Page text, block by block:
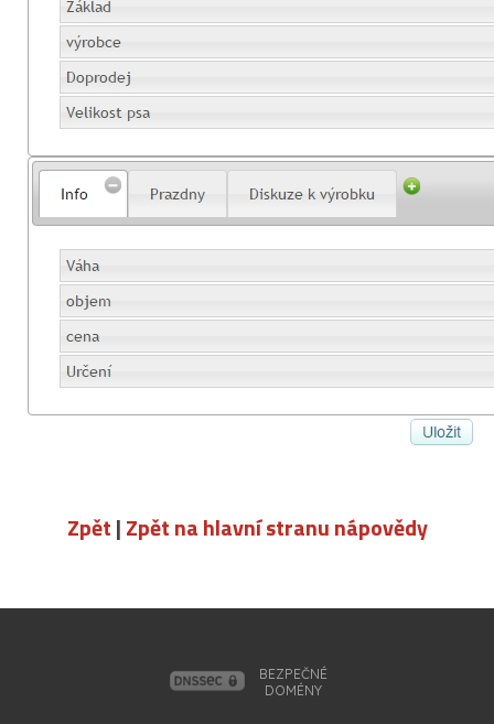
Zpět|Zpět na hlavní stranu nápovědy
BEZPEČNÉ
DOMÉNY